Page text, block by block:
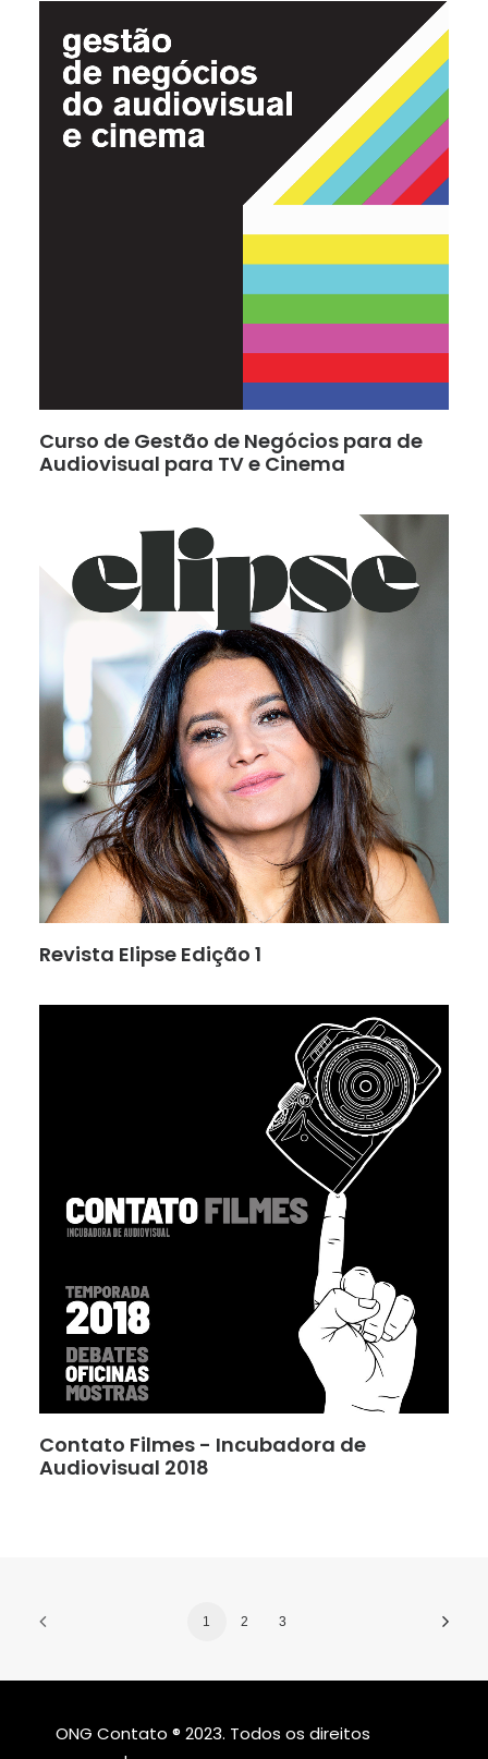
Curso de Gestão de Negócios para de
Audiovisual para TV e Cinema
Revista Elipse Edição 1
Contato Filmes - Incubadora de
Audiovisual 2018
1 2 3
ONG Contato ® 2023. Todos os direitos